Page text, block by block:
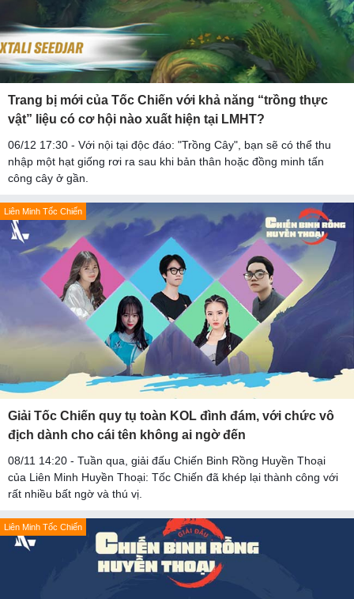
Trang bị mới của Tốc Chiến với khả năng “trồng thực
vật” liệu có cơ hội nào xuất hiện tại LMHT?
06/12 17:30 - Với nội tại độc đáo: "Trồng Cây", bạn sẽ có thể thu
nhập một hạt giống rơi ra sau khi bản thân hoặc đồng minh tấn
công cây ở gần.
Liên Minh Tốc Chiến
Giải Tốc Chiến quy tụ toàn KOL đình đám, với chức vô
địch dành cho cái tên không ai ngờ đến
08/11 14:20 - Tuần qua, giải đấu Chiến Binh Rồng Huyền Thoại
của Liên Minh Huyền Thoại: Tốc Chiến đã khép lại thành công với
rất nhiều bất ngờ và thú vị.
Liên Minh Tốc Chiến